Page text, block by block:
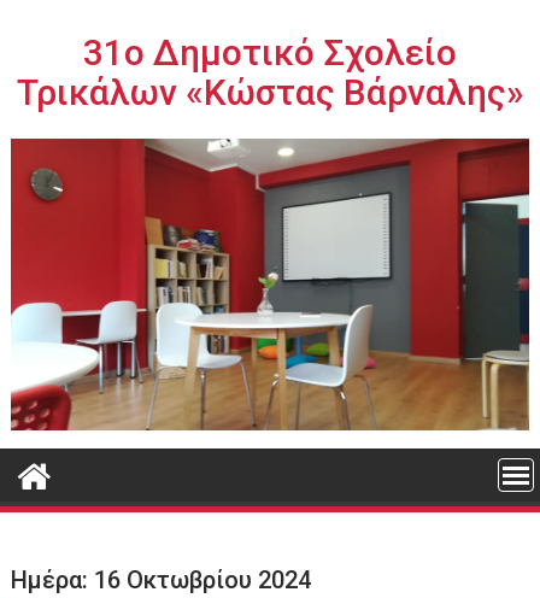
περιεχόμενο31ο Δημοτικό Σχολείο
Τρικάλων «Κώστας Βάρναλης»
Ημέρα: 16 Οκτωβρίου 2024